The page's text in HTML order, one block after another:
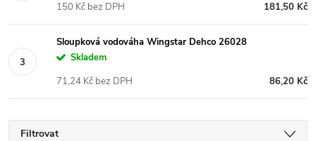
181,50 Kč
150 Kč bez DPH
Sloupková vodováha Wingstar Dehco 26028
Skladem
86,20 Kč
71,24 Kč bez DPH
Filtrovat